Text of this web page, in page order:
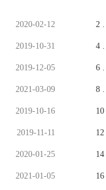
2020-02-12 2 .
2019-10-31 4 .
2019-12-05 6 .
2021-03-09 8 .
2019-10-16 10 .
2019-11-11 12 .
2020-01-25 14 .
2021-01-05 16 .